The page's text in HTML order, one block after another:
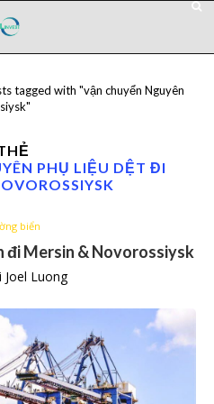
tagged with "vận chuyển Nguyên
PHỤ LIỆU DỆT ĐI
biển
đi Mersin & Novorossiysk
Joel Luong